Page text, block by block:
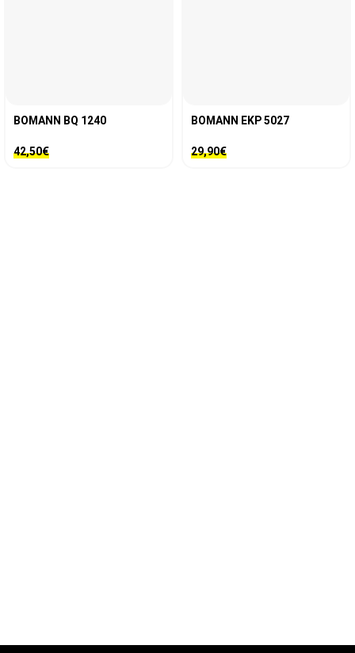
BOMANN BQ 1240
42,50€
BOMANN EKP 5027
29,90€